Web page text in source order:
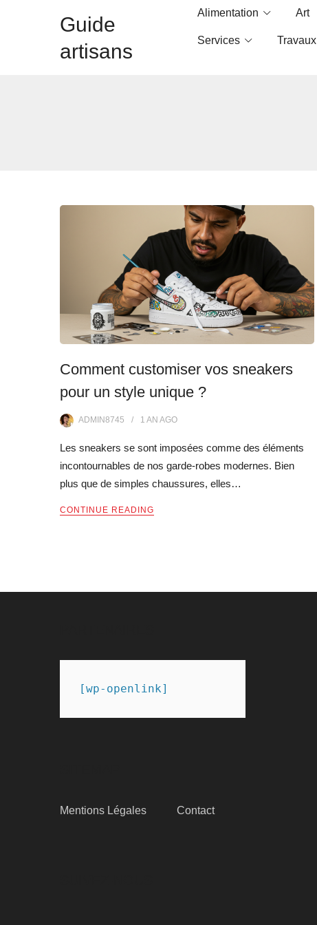
Guide
artisans
Alimentation Art
Services Travaux
Comment customiser vos sneakers
pour un style unique ?
ADMIN8745 1 AN AGO
Les sneakers se sont imposées comme des éléments
incontournables de nos garde-robes modernes. Bien
plus que de simples chaussures, elles…
CONTINUE READING
[wp-openlink]
Mentions Légales Contact